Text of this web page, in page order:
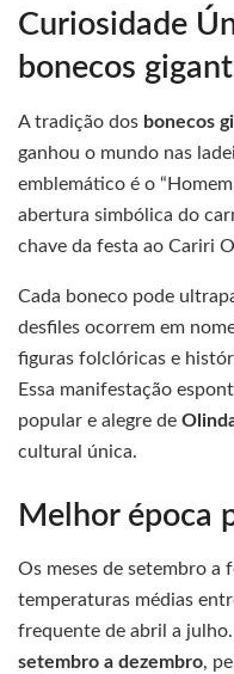
Curiosidade
bonecos
A tradição dos bonecos
ganhou o mundo nas
emblemático é o
abertura simbólica do
chave da festa ao Cariri
Cada boneco pode
desfiles ocorrem em
figuras folclóricas e
Essa manifestação
popular e alegre de
cultural única.
Melhor época
Os meses de setembro a
temperaturas médias
frequente de abril a
setembro a dezembro,